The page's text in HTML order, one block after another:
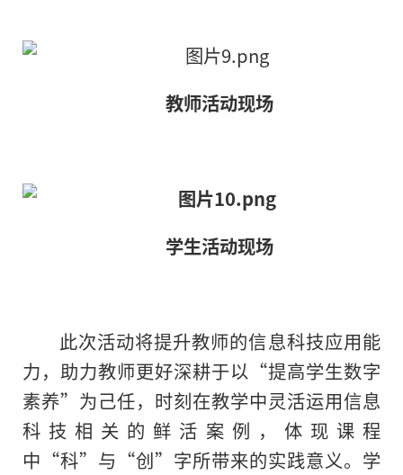
教师活动现场
学生活动现场
此次活动将提升教师的信息科技应用能
力，助力教师更好深耕于以“提高学生数字
素养”为己任，时刻在教学中灵活运用信息
科技相关的鲜活案例，体现课程
中“科”与“创”字所带来的实践意义。学